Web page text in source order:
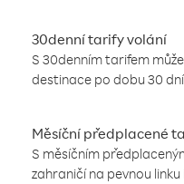
30denní tarify volání
S 30denním tarifem
destinace po dobu 30 dní
Měsíční předplacené
S měsíčním
zahraničí na pevnou linku